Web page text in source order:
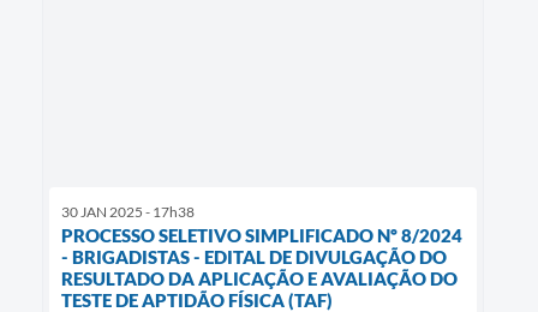
30 JAN 2025 - 17h38
PROCESSO SELETIVO SIMPLIFICADO Nº 8/2024
- BRIGADISTAS - EDITAL DE DIVULGAÇÃO DO
RESULTADO DA APLICAÇÃO E AVALIAÇÃO DO
TESTE DE APTIDÃO FÍSICA (TAF)